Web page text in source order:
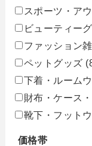
スポーツ・ア
ビューティー
ファッション
ペットグッズ
下着・ルーム
財布・ケース
靴下・フット
価格帯